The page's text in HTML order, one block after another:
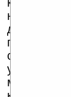
дисплеем
продаётся
стило не
мешает